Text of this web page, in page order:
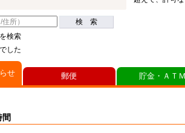
検 索
検索
した
せ 郵便 貯金・ＡＴ